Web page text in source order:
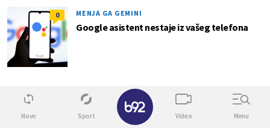
0 MENJA GA GEMINI
Google asistent nestaje iz vašeg telefona
Automobili
Novo Sport Video Menu